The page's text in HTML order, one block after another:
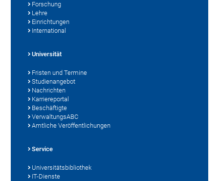
Forschung
Lehre
Einrichtungen
International
Universität
Fristen und Termine
Studienangebot
Nachrichten
Karriereportal
Beschäftigte
VerwaltungsABC
Amtliche Veröffentlichungen
Service
Universitätsbibliothek
IT-Dienste